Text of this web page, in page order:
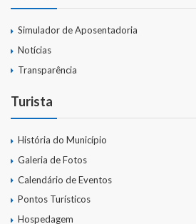
Simulador de Aposentadoria
Notícias
Transparência
Turista
História do Município
Galeria de Fotos
Calendário de Eventos
Pontos Turísticos
Hospedagem